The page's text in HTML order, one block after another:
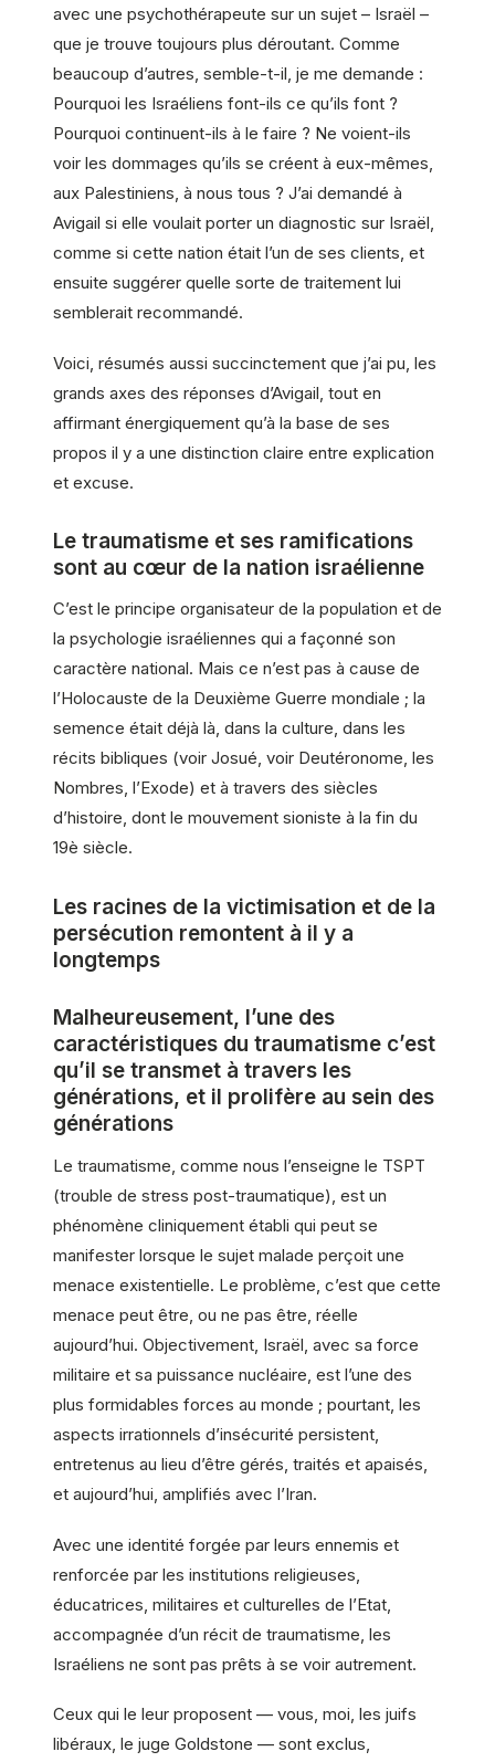
avec une psychothérapeute sur un sujet – Israël –
que je trouve toujours plus déroutant. Comme
beaucoup d’autres, semble-t-il, je me demande :
Pourquoi les Israéliens font-ils ce qu’ils font ?
Pourquoi continuent-ils à le faire ? Ne voient-ils
voir les dommages qu’ils se créent à eux-mêmes,
aux Palestiniens, à nous tous ? J’ai demandé à
Avigail si elle voulait porter un diagnostic sur Israël,
comme si cette nation était l’un de ses clients, et
ensuite suggérer quelle sorte de traitement lui
semblerait recommandé.
Voici, résumés aussi succinctement que j’ai pu, les
grands axes des réponses d’Avigail, tout en
affirmant énergiquement qu’à la base de ses
propos il y a une distinction claire entre explication
et excuse.
Le traumatisme et ses ramifications
sont au cœur de la nation israélienne
C’est le principe organisateur de la population et de
la psychologie israéliennes qui a façonné son
caractère national. Mais ce n’est pas à cause de
l’Holocauste de la Deuxième Guerre mondiale ; la
semence était déjà là, dans la culture, dans les
récits bibliques (voir Josué, voir Deutéronome, les
Nombres, l’Exode) et à travers des siècles
d’histoire, dont le mouvement sioniste à la fin du
19è siècle.
Les racines de la victimisation et de la
persécution remontent à il y a
longtemps
Malheureusement, l’une des
caractéristiques du traumatisme c’est
qu’il se transmet à travers les
générations, et il prolifère au sein des
générations
Le traumatisme, comme nous l’enseigne le TSPT
(trouble de stress post-traumatique), est un
phénomène cliniquement établi qui peut se
manifester lorsque le sujet malade perçoit une
menace existentielle. Le problème, c’est que cette
menace peut être, ou ne pas être, réelle
aujourd’hui. Objectivement, Israël, avec sa force
militaire et sa puissance nucléaire, est l’une des
plus formidables forces au monde ; pourtant, les
aspects irrationnels d’insécurité persistent,
entretenus au lieu d’être gérés, traités et apaisés,
et aujourd’hui, amplifiés avec l’Iran.
Avec une identité forgée par leurs ennemis et
renforcée par les institutions religieuses,
éducatrices, militaires et culturelles de l’Etat,
accompagnée d’un récit de traumatisme, les
Israéliens ne sont pas prêts à se voir autrement.
Ceux qui le leur proposent — vous, moi, les juifs
libéraux, le juge Goldstone — sont exclus,